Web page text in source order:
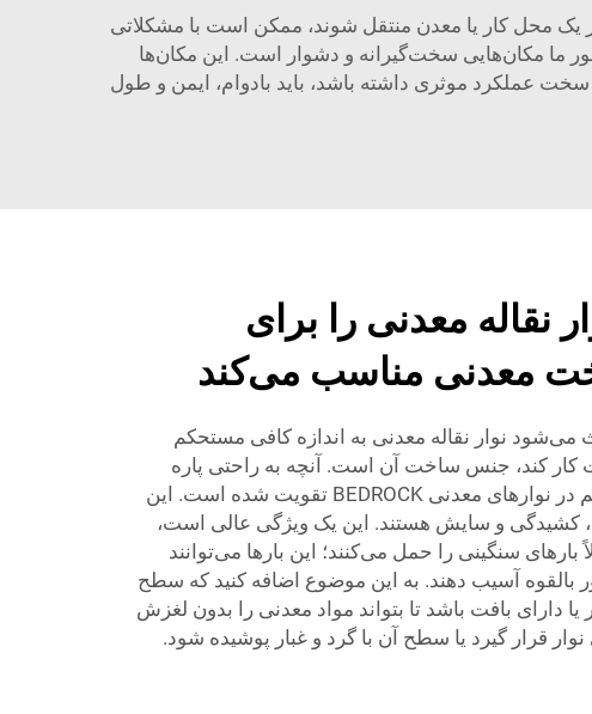
یک محل کار یا معدن منتقل شوند، ممکن است با مشکلاتی
ما مکان‌هایی سخت‌گیرانه و دشوار است. این مکان‌ها
عملکرد موثری داشته باشد، باید بادوام، ایمن و طول
نقاله معدنی را برای
معدنی مناسب می‌کند
نوار نقاله معدنی به اندازه کافی مستحکم
کند، جنس ساخت آن است. آنچه به راحتی پاره
نمی‌شود توسط مواد محکم در نوارهای معدنی BEDROCK تقویت شده است. این
کشیدگی و سایش هستند. این یک ویژگی عالی است،
بارهای سنگینی را حمل می‌کنند؛ این بارها می‌توانند
بالقوه آسیب دهند. به این موضوع اضافه کنید که سطح
یا دارای بافت باشد تا بتواند مواد معدنی را بدون لغزش
قرار گیرد یا سطح آن با گرد و غبار پوشیده شود.